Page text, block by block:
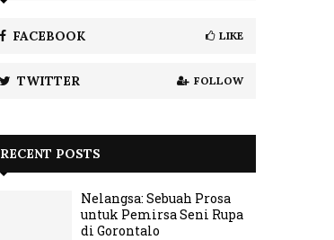
FACEBOOK LIKE
TWITTER FOLLOW
RECENT POSTS
Nelangsa: Sebuah Prosa
untuk Pemirsa Seni Rupa
di Gorontalo